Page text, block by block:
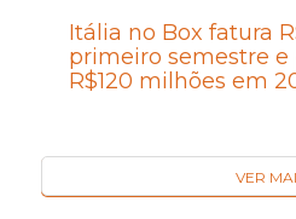
Itália no Box fatura
primeiro semestre e
R$120 milhões em
VER